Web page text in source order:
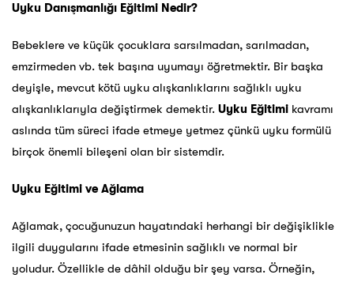
Uyku Danışmanlığı Eğitimi Nedir?
Bebeklere ve küçük çocuklara sarsılmadan, sarılmadan,
emzirmeden vb. tek başına uyumayı öğretmektir. Bir başka
deyişle, mevcut kötü uyku alışkanlıklarını sağlıklı uyku
alışkanlıklarıyla değiştirmek demektir. Uyku Eğitimi kavramı
aslında tüm süreci ifade etmeye yetmez çünkü uyku formülü
birçok önemli bileşeni olan bir sistemdir.
Uyku Eğitimi ve Ağlama
Ağlamak, çocuğunuzun hayatındaki herhangi bir değişiklikle
ilgili duygularını ifade etmesinin sağlıklı ve normal bir
yoludur. Özellikle de dâhil olduğu bir şey varsa. Örneğin,